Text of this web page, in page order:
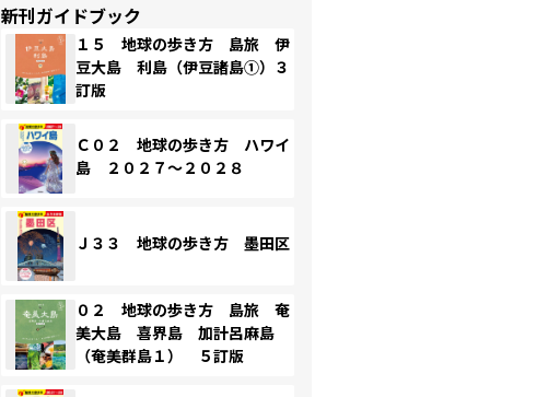
新刊ガイドブック
１５ 地球の歩き方 島旅 伊
豆大島 利島（伊豆諸島①）３
訂版
Ｃ０２ 地球の歩き方 ハワイ
島 ２０２７～２０２８
Ｊ３３ 地球の歩き方 墨田区
０２ 地球の歩き方 島旅 奄
美大島 喜界島 加計呂麻島
（奄美群島１） ５訂版